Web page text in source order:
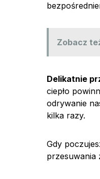
Zobacz
Delikatnie
ciepło
odrywanie
kilka razy.
Gdy
przesuwania